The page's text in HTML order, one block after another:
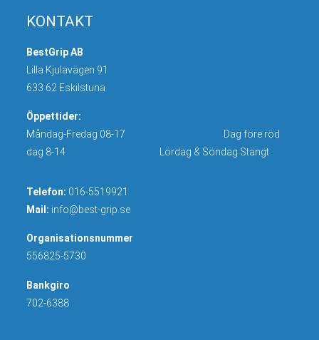
KONTAKT
BestGrip AB
Lilla Kjulavägen 91
633 62 Eskilstuna
Öppettider:
Måndag-Fredag 08-17 Dag före röd
dag 8-14 Lördag & Söndag Stängt
Telefon: 016-5519921
Mail: info@best-grip.se
Organisationsnummer
556825-5730
Bankgiro
702-6388